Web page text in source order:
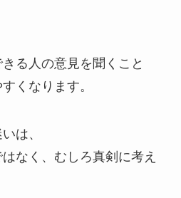
る人の意見を聞くこと
くなります。
は、
なく、むしろ真剣に考え